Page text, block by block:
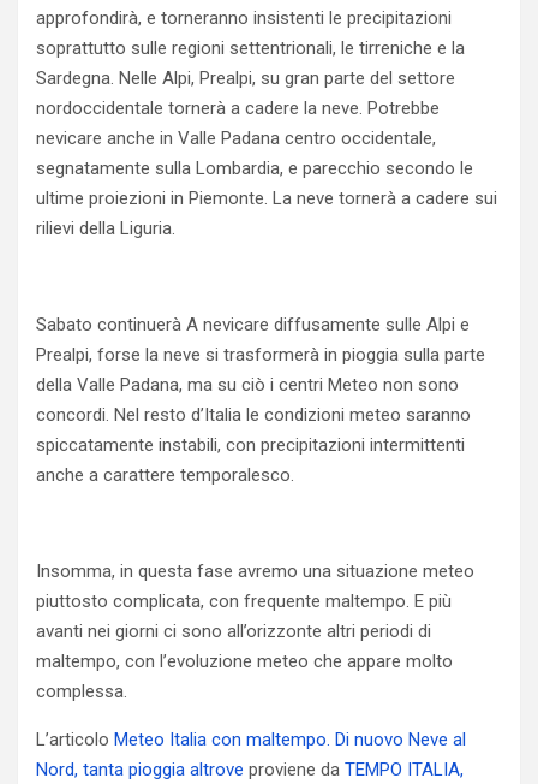
approfondirà, e torneranno insistenti le precipitazioni
soprattutto sulle regioni settentrionali, le tirreniche e la
Sardegna. Nelle Alpi, Prealpi, su gran parte del settore
nordoccidentale tornerà a cadere la neve. Potrebbe
nevicare anche in Valle Padana centro occidentale,
segnatamente sulla Lombardia, e parecchio secondo le
ultime proiezioni in Piemonte. La neve tornerà a cadere sui
rilievi della Liguria.
Sabato continuerà A nevicare diffusamente sulle Alpi e
Prealpi, forse la neve si trasformerà in pioggia sulla parte
della Valle Padana, ma su ciò i centri Meteo non sono
concordi. Nel resto d’Italia le condizioni meteo saranno
spiccatamente instabili, con precipitazioni intermittenti
anche a carattere temporalesco.
Insomma, in questa fase avremo una situazione meteo
piuttosto complicata, con frequente maltempo. E più
avanti nei giorni ci sono all’orizzonte altri periodi di
maltempo, con l’evoluzione meteo che appare molto
complessa.
L’articolo Meteo Italia con maltempo. Di nuovo Neve al
Nord, tanta pioggia altrove proviene da TEMPO ITALIA,